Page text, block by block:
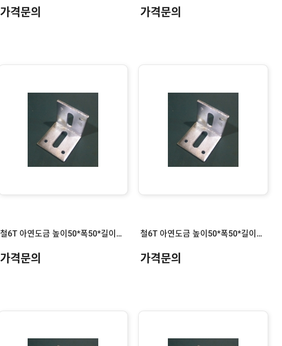
가격문의 가격문의
철6T 아연도금 높이50*폭50*길이220
가격문의
철6T 아연도금 높이50*폭50*길이200
가격문의